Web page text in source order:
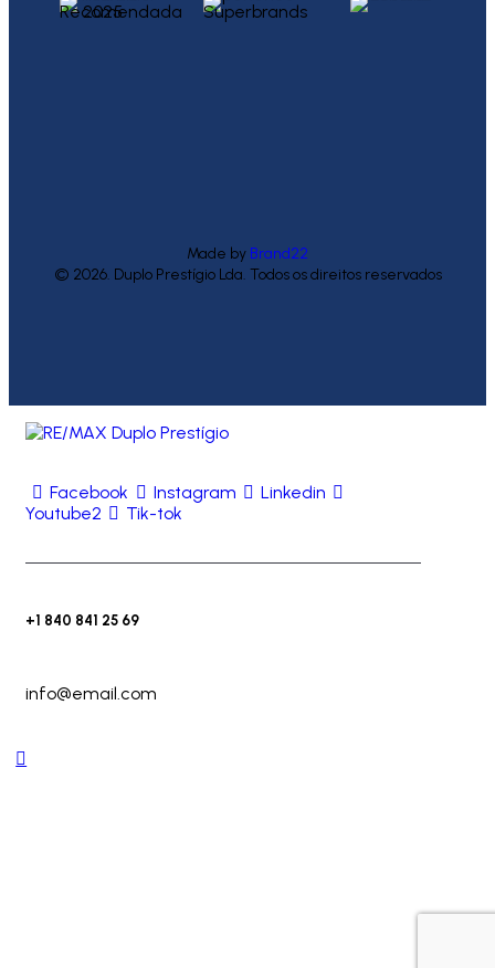
Made by Brand22
© 2026. Duplo Prestígio Lda. Todos os direitos reservados
Facebook Instagram
Linkedin
Youtube2
Tik-tok
+1 840 841 25 69
info@email.com